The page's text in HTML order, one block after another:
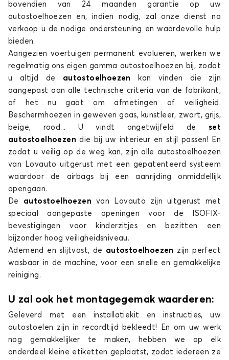
bovendien van 24 maanden garantie op uw
autostoelhoezen en, indien nodig, zal onze dienst na
verkoop u de nodige ondersteuning en waardevolle hulp
bieden.
Aangezien voertuigen permanent evolueren, werken we
regelmatig ons eigen gamma autostoelhoezen bij, zodat
u altijd de autostoelhoezen
kan vinden die zijn
aangepast aan alle technische criteria van de fabrikant,
of het nu gaat om afmetingen of veiligheid.
Beschermhoezen in geweven gaas, kunstleer, zwart, grijs,
beige, rood... U vindt ongetwijfeld de set
autostoelhoezendie bij uw interieur en stijl passen! En
zodat u veilig op de weg kan, zijn alle autostoelhoezen
van Lovauto uitgerust met een gepatenteerd systeem
waardoor de airbags bij een aanrijding onmiddellijk
opengaan.
De autostoelhoezenvan Lovauto zijn uitgerust met
speciaal aangepaste openingen voor de ISOFIX-
bevestigingen voor kinderzitjes en bezitten een
bijzonder hoog veiligheidsniveau.
Ademend en slijtvast, de autostoelhoezen zijn perfect
wasbaar in de machine, voor een snelle en gemakkelijke
reiniging.
U zal ook het montagegemak waarderen:
Geleverd met een installatiekit en instructies, uw
autostoelen zijn in recordtijd bekleedt! En om uw werk
nog gemakkelijker te maken, hebben we op elk
onderdeel kleine etiketten geplaatst, zodat iedereen ze